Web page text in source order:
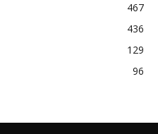
467
436
129
96